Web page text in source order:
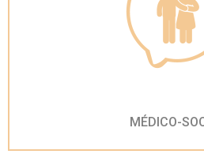
MÉDICO-